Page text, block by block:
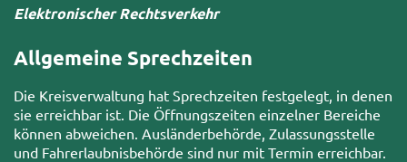
Elektronischer Rechtsverkehr
Allgemeine Sprechzeiten
Die Kreisverwaltung hat Sprechzeiten festgelegt, in denen
sie erreichbar ist. Die Öffnungszeiten einzelner Bereiche
können abweichen. Ausländerbehörde, Zulassungsstelle
und Fahrerlaubnisbehörde sind nur mit Termin erreichbar.